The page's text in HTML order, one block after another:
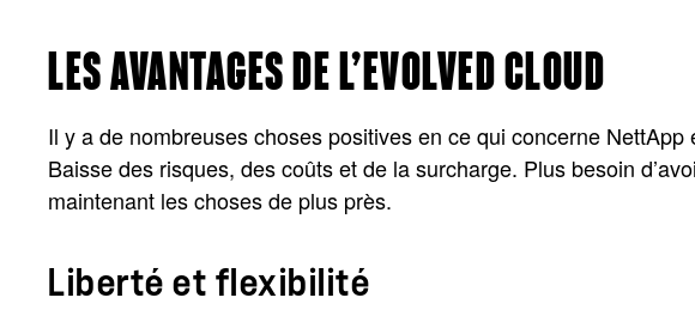
LES AVANTAGES DE L’EVOLVED CLOUD
Il y a de nombreuses choses positives en ce qui concerne
Baisse des risques, des coûts et de la surcharge. Plus besoin
maintenant les choses de plus près.
Liberté et flexibilité